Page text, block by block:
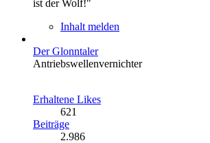
ist der Wolf!"
Inhalt melden
Der Glonntaler
Antriebswellenvernichter
Erhaltene Likes
621
Beiträge
2.986